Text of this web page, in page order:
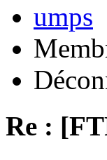
umps
Re :